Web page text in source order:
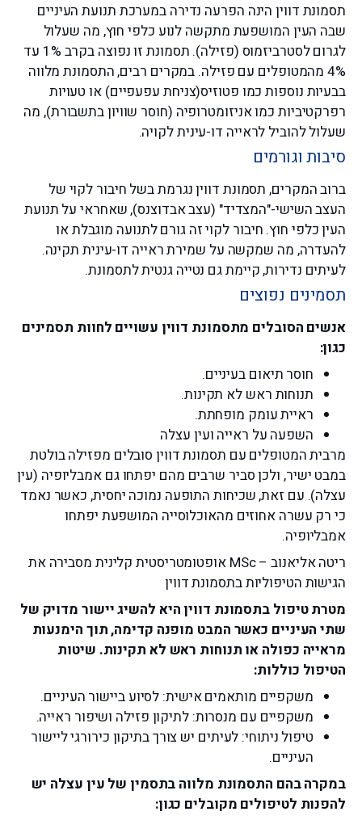
תסמונת דווין הינה הפרעה נדירה במערכת תנועת העיניים
שבה העין המושפעת מתקשה לנוע כלפי חוץ, מה שעלול
לגרום לסטרביזמוס (פזילה). תסמונת זו נפוצה בקרב 1% עד
4% מהמטופלים עם פזילה. במקרים רבים, התסמונת מלווה
בבעיות נוספות כמו פטוזיס(צניחת עפעפיים) או טעויות
רפרקטיביות כמו אניזומטרופיה (חוסר שוויון בתשבורת), מה
שעלול להוביל לראייה דו-עינית לקויה.
סיבות וגורמים
ברוב המקרים, תסמונת דווין נגרמת בשל חיבור לקוי של
העצב השישי-"המצדיד" (עצב אבדוצנס), שאחראי על תנועת
העין כלפי חוץ. חיבור לקוי זה גורם לתנועה מוגבלת או
להעדרה, מה שמקשה על שמירת ראייה דו-עינית תקינה.
לעיתים נדירות, קיימת גם נטייה גנטית לתסמונת.
תסמינים נפוצים
אנשים הסובלים מתסמונת דווין עשויים לחוות תסמינים
כגון:
חוסר תיאום בעיניים.
תנוחות ראש לא תקינות.
ראיית עומק מופחתת.
השפעה על ראייה ועין עצלה
מרבית המטופלים עם תסמונת דווין סובלים מפזילה בולטת
במבט ישיר, ולכן סביר שרבים מהם יפתחו גם אמבליופיה (עין
עצלה). עם זאת, שכיחות התופעה נמוכה יחסית, כאשר נאמד
כי רק עשרה אחוזים מהאוכלוסייה המושפעת יפתחו
אמבליופיה.
ריטה אליאנוב – MSc אופטומטריסטית קלינית מסבירה את
הגישות הטיפוליות בתסמונת דווין
מטרת טיפול בתסמונת דווין היא להשיג יישור מדויק של
שתי העיניים כאשר המבט מופנה קדימה, תוך הימנעות
מראייה כפולה או תנוחות ראש לא תקינות. שיטות
הטיפול כוללות:
משקפיים מותאמים אישית: לסיוע ביישור העיניים.
משקפיים עם מנסרות: לתיקון פזילה ושיפור ראייה.
טיפול ניתוחי: לעיתים יש צורך בתיקון כירורגי ליישור
העיניים.
במקרה בהם התסמונת מלווה בתסמין של עין עצלה יש
להפנות לטיפולים מקובלים כגון: